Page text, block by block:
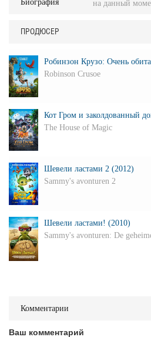
Биография на данный
ПРОДЮСЕР
Робинзон Крузо: Очень
Robinson Crusoe
Кот Гром и заколдованный
The House of Magic
Шевели ластами 2 (2012)
Sammy's avonturen 2
Шевели ластами! (2010)
Sammy's avonturen: De
Комментарии
Ваш комментарий